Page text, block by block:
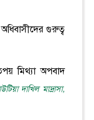
গুরুত্ব
মিথ্যা অপবাদ
দাখিল মাদ্রাসা,